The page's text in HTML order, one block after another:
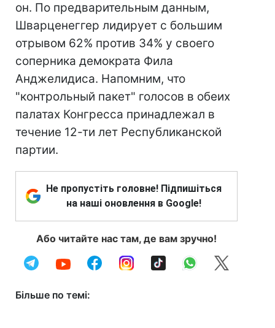
он. По предварительным данным,
Шварценеггер лидирует с большим
отрывом 62% против 34% у своего
соперника демократа Фила
Анджелидиса. Напомним, что
"контрольный пакет" голосов в обеих
палатах Конгресса принадлежал в
течение 12-ти лет Республиканской
партии.
Не пропустіть головне! Підпишіться
на наші оновлення в Google!
Або читайте нас там, де вам зручно!
Більше по темі: